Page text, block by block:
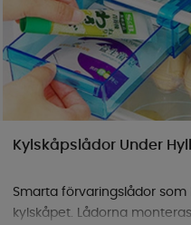
Kylskåpslådor Under
Smarta förvaringslådor
kylskåpet. Lådorna